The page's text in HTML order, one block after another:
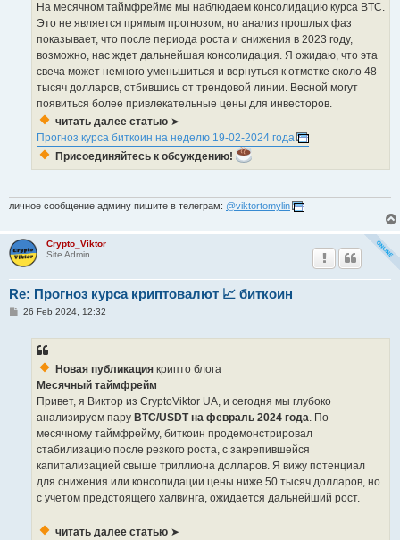
На месячном таймфрейме мы наблюдаем консолидацию курса BTC.
Это не является прямым прогнозом, но анализ прошлых фаз
показывает, что после периода роста и снижения в 2023 году,
возможно, нас ждет дальнейшая консолидация. Я ожидаю, что эта
свеча может немного уменьшиться и вернуться к отметке около 48
тысяч долларов, отбившись от трендовой линии. Весной могут
появиться более привлекательные цены для инвесторов.
читать далее статью ➤
Прогноз курса биткоин на неделю 19-02-2024 года
Присоединяйтесь к обсуждению!
личное сообщение админу пишите в телеграм: @viktortomylin
Crypto_Viktor
Site Admin
Re: Прогноз курса криптовалют 📈 биткоин
P26 Feb 2024, 12:32
Новая публикация крипто блога
Месячный таймфрейм
Привет, я Виктор из CryptoViktor UA, и сегодня мы глубоко
анализируем пару BTC/USDT на февраль 2024 года. По
месячному таймфрейму, биткоин продемонстрировал
стабилизацию после резкого роста, с закрепившейся
капитализацией свыше триллиона долларов. Я вижу потенциал
для снижения или консолидации цены ниже 50 тысяч долларов, но
с учетом предстоящего халвинга, ожидается дальнейший рост.
читать далее статью ➤